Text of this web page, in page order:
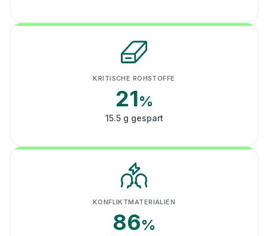
KRITISCHE ROHSTOFFE
21%
15.5 g gespart
KONFLIKTMATERIALIEN
86%